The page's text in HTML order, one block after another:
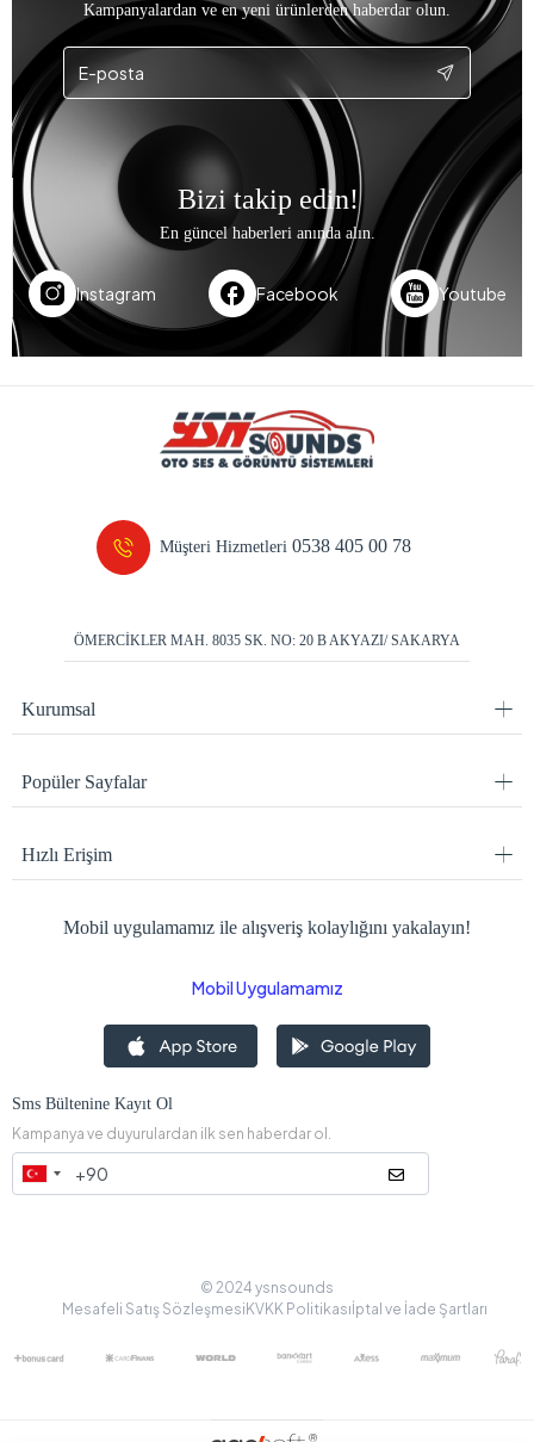
Kampanyalardan ve en yeni ürünlerden haberdar olun.
Bizi takip edin!
En güncel haberleri anında alın.
Instagram Facebook Youtube
Müşteri Hizmetleri0538 405 00 78
ÖMERCİKLER MAH. 8035 SK. NO: 20 B AKYAZI/ SAKARYA
Kurumsal
Popüler Sayfalar
Hızlı Erişim
Mobil uygulamamız ile alışveriş kolaylığını yakalayın!
Mobil Uygulamamız
Sms Bültenine Kayıt Ol
Kampanya ve duyurulardan ilk sen haberdar ol.
© 2024 ysnsounds
Mesafeli Satış SözleşmesiKVKK Politikasıİptal ve İade Şartları